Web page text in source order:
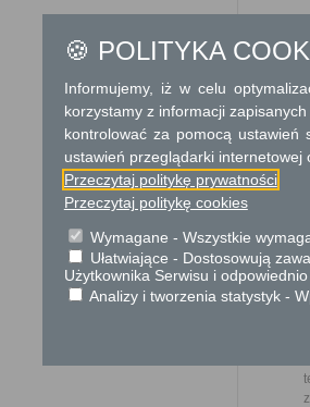
🍪 POLITYKA
Informujemy, iż w celu
korzystamy z informacji
kontrolować za pomocą ustawień
ustawień przeglądarki
Przeczytaj politykę prywatności
Przeczytaj politykę cookies
Wymagane - Wszystkie
Ułatwiające - Dostosowują
Użytkownika Serwisu i
Analizy i tworzenia statystyk -